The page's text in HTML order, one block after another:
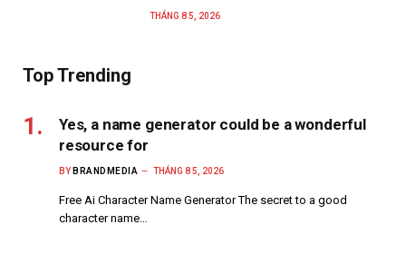
THÁNG 8 5, 2026
Top Trending
Yes, a name generator could be a wonderful
resource for
BY BRANDMEDIA THÁNG 8 5, 2026
Free Ai Character Name Generator The secret to a good
character name…